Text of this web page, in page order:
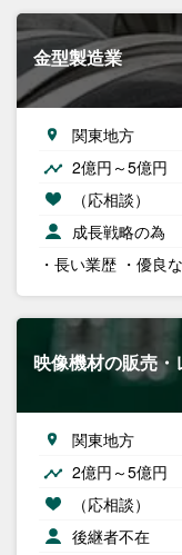
金型製造業
関東地方
2億円～5億円
（応相談）
成長戦略の為
・長い業歴 ・優良
映像機材の販売・
関東地方
2億円～5億円
（応相談）
後継者不在